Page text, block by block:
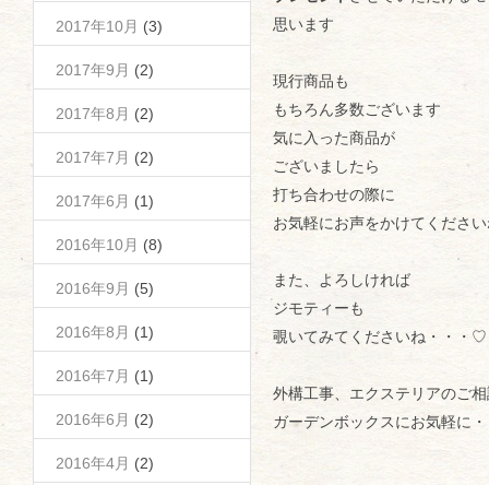
思います
現行商品も
もちろん多数ございます
気に入った商品が
ございましたら
打ち合わせの際に
お気軽にお声をかけてくださ
また、よろしければ
ジモティーも
覗いてみてくださいね・・・♡
外構工事、エクステリアのご
ガーデンボックスにお気軽に
2017年10月 (3)
2017年9月 (2)
2017年8月 (2)
2017年7月 (2)
2017年6月 (1)
2016年10月 (8)
2016年9月 (5)
2016年8月 (1)
2016年7月 (1)
2016年6月 (2)
2016年4月 (2)